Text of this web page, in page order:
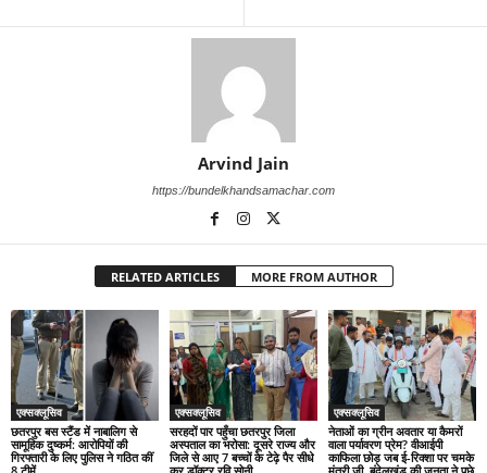
Arvind Jain
https://bundelkhandsamachar.com
RELATED ARTICLES MORE FROM AUTHOR
एक्सक्लूसिव
छतरपुर बस स्टैंड में नाबालिग से
सामूहिक दुष्कर्म: आरोपियों की
गिरफ्तारी के लिए पुलिस ने गठित कीं
एक्सक्लूसिव
सरहदों पार पहुँचा छतरपुर जिला
अस्पताल का भरोसा: दूसरे राज्य और
जिले से आए 7 बच्चों के टेढ़े पैर सीधे
एक्सक्लूसिव
नेताओं का ग्रीन अवतार या कैमरों
वाला पर्यावरण प्रेम? वीआईपी
काफिला छोड़ जब ई-रिक्शा पर चमके